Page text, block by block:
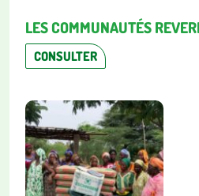
LES COMMUNAUTÉS
CONSULTER